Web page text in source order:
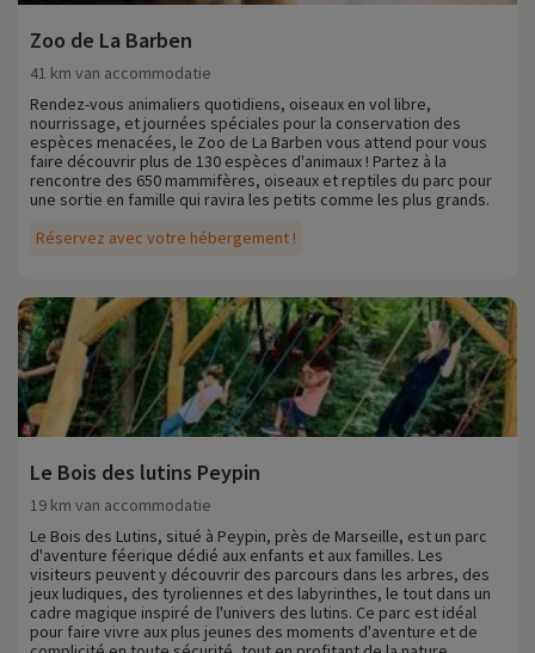
Zoo de La Barben
Réservez avec votre hébergement !
41 km van accommodatie
Rendez-vous animaliers quotidiens, oiseaux en vol libre,
nourrissage, et journées spéciales pour la conservation des
espèces menacées, le Zoo de La Barben vous attend pour vous
faire découvrir plus de 130 espèces d'animaux ! Partez à la
rencontre des 650 mammifères, oiseaux et reptiles du parc pour
une sortie en famille qui ravira les petits comme les plus grands.
Le Bois des lutins Peypin
19 km van accommodatie
Le Bois des Lutins, situé à Peypin, près de Marseille, est un parc
d'aventure féerique dédié aux enfants et aux familles. Les
visiteurs peuvent y découvrir des parcours dans les arbres, des
jeux ludiques, des tyroliennes et des labyrinthes, le tout dans un
cadre magique inspiré de l'univers des lutins. Ce parc est idéal
pour faire vivre aux plus jeunes des moments d'aventure et de